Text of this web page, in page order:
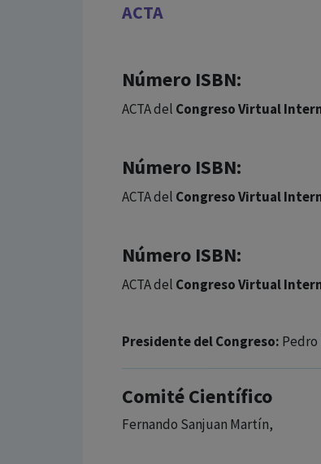
ACTA
Número ISBN:
ACTA del Congreso Virtual
Número ISBN:
ACTA del Congreso Virtual
Número ISBN:
ACTA del Congreso Virtual
Presidente del Congreso: Pedro
Comité Científico
Fernando Sanjuan Martín,